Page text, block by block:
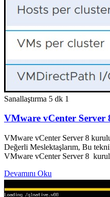
Sanallaştırma 5 dk 1
VMware vCenter Server
VMware vCenter Server 8
Değerli Meslektaşlarım, Bu
VMware vCenter Server 8
Devamını Oku